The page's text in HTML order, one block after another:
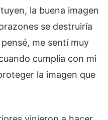
la buena imagen
se destruiría
me sentí muy
cumplía con mi
la imagen que